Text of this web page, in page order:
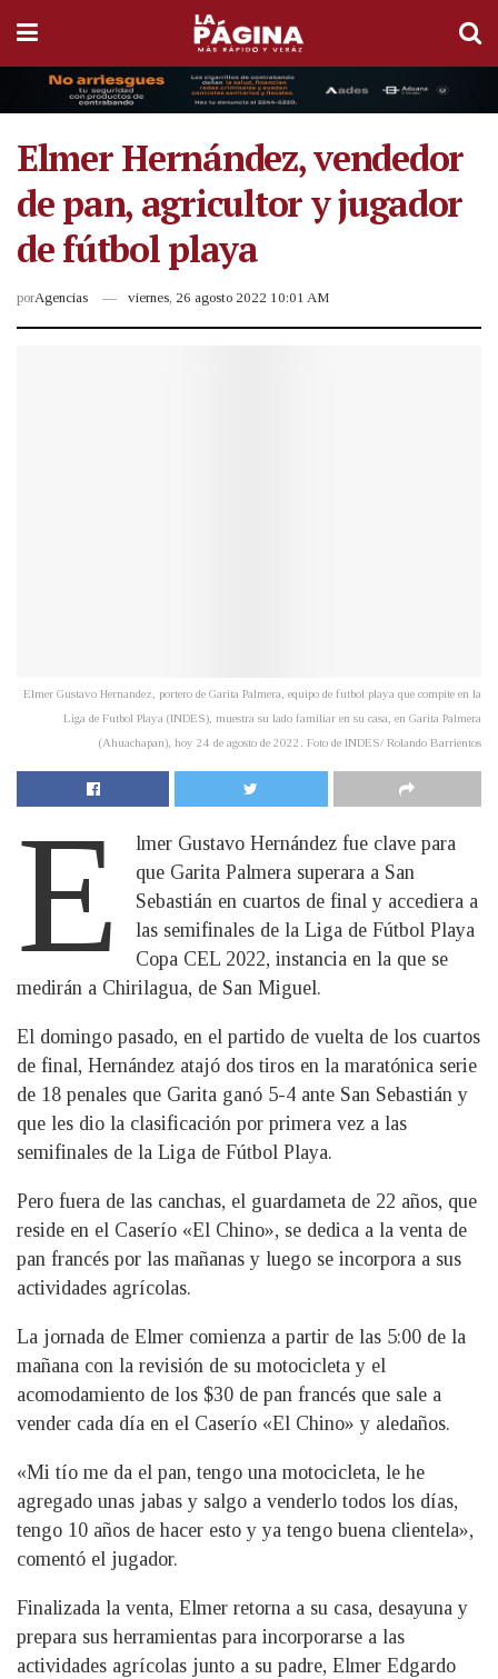
Elmer Hernández, vendedor
de pan, agricultor y jugador
de fútbol playa
porAgencias viernes, 26 agosto 2022 10:01 AM
Elmer Gustavo Hernandez, portero de Garita Palmera, equipo de futbol playa que compite en la
Liga de Futbol Playa (INDES), muestra su lado familiar en su casa, en Garita Palmera
(Ahuachapan), hoy 24 de agosto de 2022. Foto de INDES/ Rolando Barrientos
E
lmer Gustavo Hernández fue clave para
que Garita Palmera superara a San
Sebastián en cuartos de final y accediera a
las semifinales de la Liga de Fútbol Playa
Copa CEL 2022, instancia en la que se
medirán a Chirilagua, de San Miguel.
El domingo pasado, en el partido de vuelta de los cuartos
de final, Hernández atajó dos tiros en la maratónica serie
de 18 penales que Garita ganó 5-4 ante San Sebastián y
que les dio la clasificación por primera vez a las
semifinales de la Liga de Fútbol Playa.
Pero fuera de las canchas, el guardameta de 22 años, que
reside en el Caserío «El Chino», se dedica a la venta de
pan francés por las mañanas y luego se incorpora a sus
actividades agrícolas.
La jornada de Elmer comienza a partir de las 5:00 de la
mañana con la revisión de su motocicleta y el
acomodamiento de los $30 de pan francés que sale a
vender cada día en el Caserío «El Chino» y aledaños.
«Mi tío me da el pan, tengo una motocicleta, le he
agregado unas jabas y salgo a venderlo todos los días,
tengo 10 años de hacer esto y ya tengo buena clientela»,
comentó el jugador.
Finalizada la venta, Elmer retorna a su casa, desayuna y
prepara sus herramientas para incorporarse a las
actividades agrícolas junto a su padre, Elmer Edgardo